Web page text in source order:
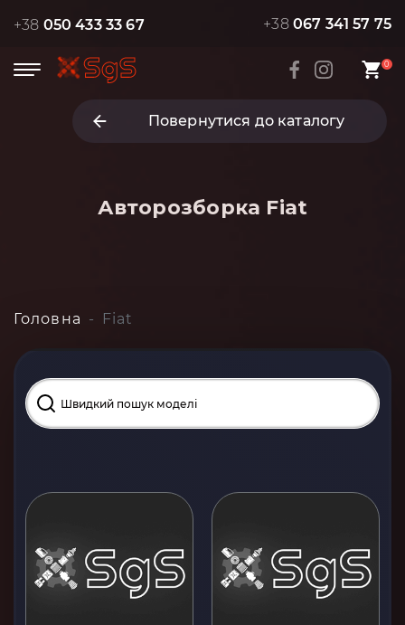
+38 050 433 33 67 +38 067 341 57 75
0
Повернутися до каталогу
Авторозборка Fiat
Головна Fiat